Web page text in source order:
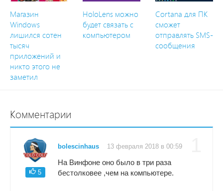
Магазин
Windows
лишился сотен
тысяч
приложений и
никто этого не
заметил
HoloLens можно
будет связать с
компьютером
Cortana для ПК
cможет
отправлять SMS-
сообщения
Комментарии
5
bolescinhaus 13 февраля 2018 в 00:59
На Винфоне оно было в три раза
бестолковее ,чем на компьютере.